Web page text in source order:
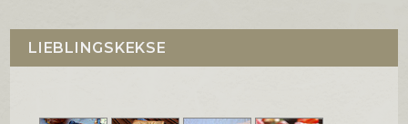
LIEBLINGSKEKSE